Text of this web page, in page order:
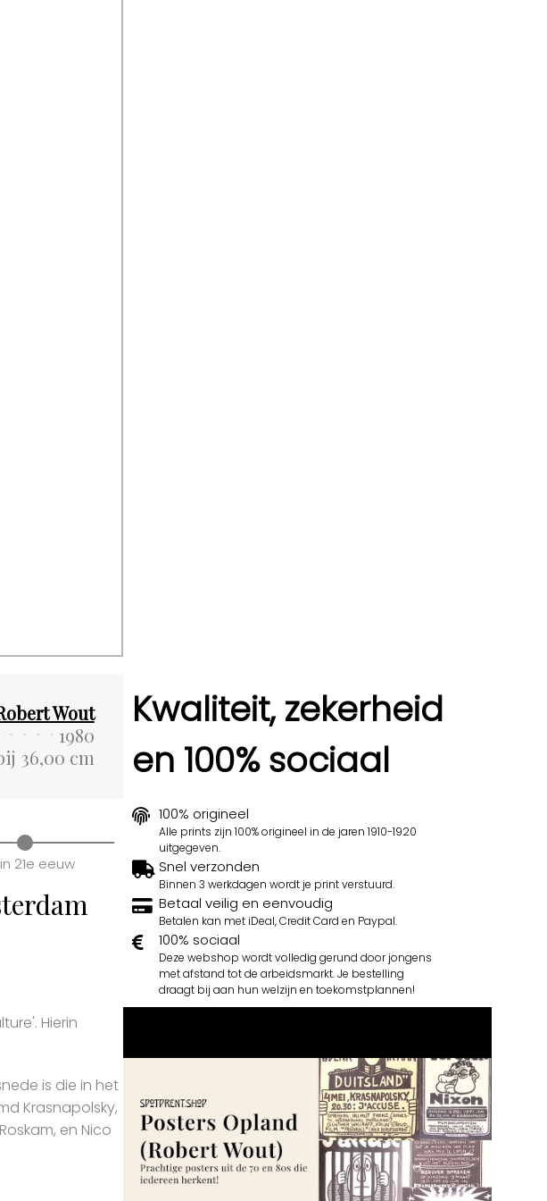
Wout
1980
36,00 cm
21e eeuw
Hierin
is die in het
Krasnapolsky,
en Nico
Kwaliteit, zekerheid
en 100% sociaal
100% origineel
Alle prints zijn 100% origineel in de jaren 1910-1920
uitgegeven.
Snel verzonden
Binnen 3 werkdagen wordt je print verstuurd.
Betaal veilig en eenvoudig
Betalen kan met iDeal, Credit Card en Paypal.
100% sociaal
Deze webshop wordt volledig gerund door jongens
met afstand tot de arbeidsmarkt. Je bestelling
draagt bij aan hun welzijn en toekomstplannen!